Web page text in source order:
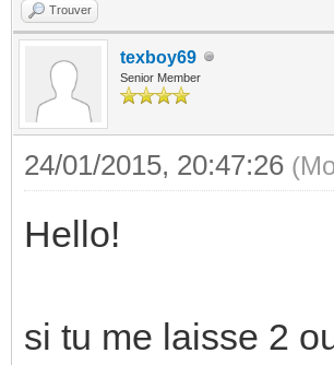
Trouver
texboy69
Senior Member
24/01/2015, 20:47:26
Hello!
si tu me laisse 2